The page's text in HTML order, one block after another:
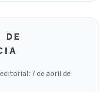
DE
7 de abril de